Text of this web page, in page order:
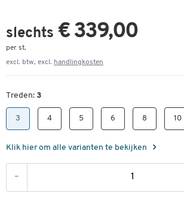
slechts € 339,00
per st.
excl. btw, excl. handlingkosten
Treden: 3
3 4 5 6 8 10
Klik hier om alle varianten te bekijken
-